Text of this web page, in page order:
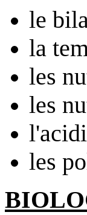
le
la
les
les
les